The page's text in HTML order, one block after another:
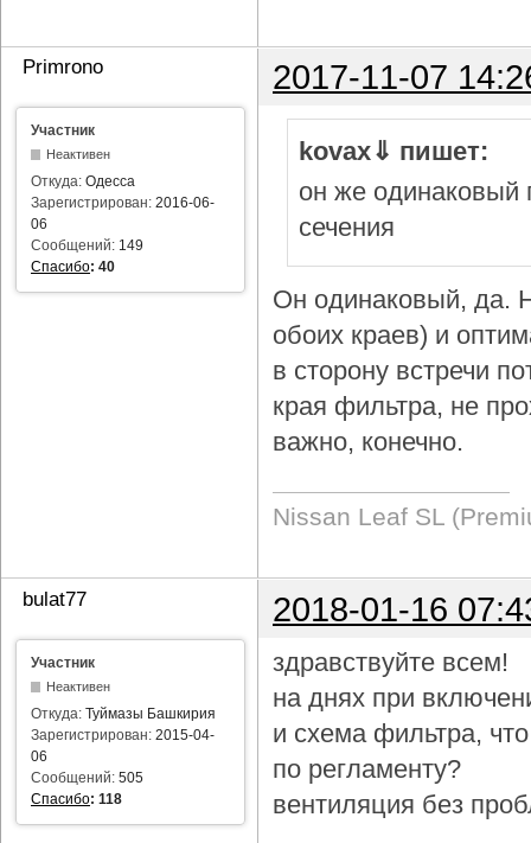
Primrono 2017-11-07
Участник
Неактивен
Откуда: Одесса
Зарегистрирован: 2016-06-
06
Сообщений: 149
Спасибо: 40
kovax⇓ пишет:
он же одинаковый
сечения
Он одинаковый, да.
обоих краев) и
в сторону встречи
края фильтра, не
важно, конечно.
Nissan Leaf SL
bulat77 2018-01-16
Участник
Неактивен
Откуда: Туймазы Башкирия
Зарегистрирован: 2015-04-
06
Сообщений: 505
Спасибо: 118
здравствуйте всем!
на днях при
и схема фильтра,
по регламенту?
вентиляция без